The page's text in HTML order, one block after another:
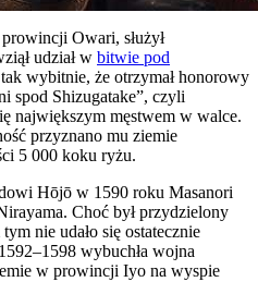
Owari, służył
udział w bitwie pod
wybitnie, że otrzymał honorowy
spod Shizugatake”, czyli
największym męstwem w walce.
przyznano mu ziemie
5 000 koku ryżu.
Hōjō w 1590 roku Masanori
Choć był przydzielony
nie udało się ostatecznie
wybuchła wojna
w prowincji Iyo na wyspie